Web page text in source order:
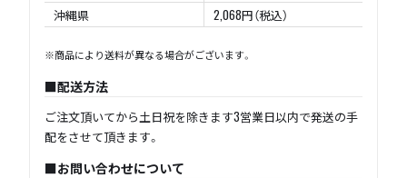
沖縄県
2,068円（税込）
※商品により送料が異なる場合がございます。
配送方法
ご注文頂いてから土日祝を除きます3営業日以内で発送の手
配をさせて頂きます。
お問い合わせについて